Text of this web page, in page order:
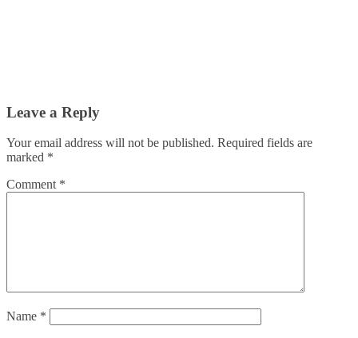
Leave a Reply
Your email address will not be published. Required fields are
marked *
Comment *
Name *